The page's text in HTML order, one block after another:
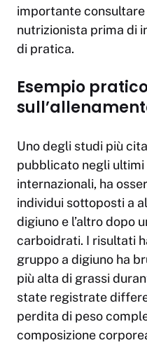
importante
nutrizionista prima di
di pratica.
Esempio
Uno degli studi più
pubblicato negli
internazionali, ha
individui sottoposti a
digiuno e l’altro dopo
carboidrati. I risultati
gruppo a digiuno ha
più alta di grassi
state registrate
perdita di peso
composizione